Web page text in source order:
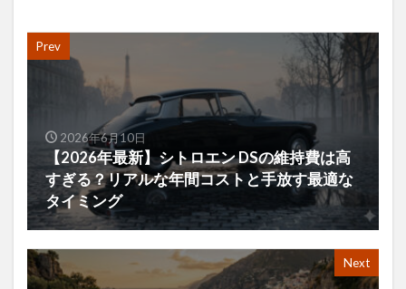
Prev
2026年6月10日
【2026年最新】シトロエン DSの維持費は高
すぎる？リアルな年間コストと手放す最適な
タイミング
Next